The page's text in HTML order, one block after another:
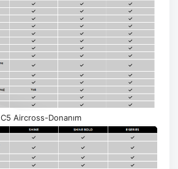
C5 Aircross-Donanım